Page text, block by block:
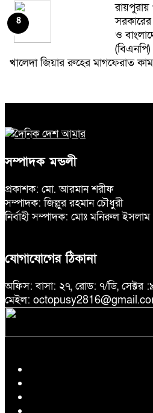
রায়পুরায়
সরকারের
ও
খালেদা জিয়ার রুহের মাগফেরাত
৪
৫
৬
বিজয়
৭
৮
নস্যাৎ
১০
সম্পাদক মন্ডলী
প্রকাশক: মো. আরমান শরীফ
সম্পাদক: জিল্লুর রহমান চৌধুরী
নির্বাহী সম্পাদক: মোঃ মনিরুল ইসলাম
যোগাযোগের ঠিকানা
অফিস: বাসা: ২৭, রোড: ৭/ডি, সেক্টর
মেইল: